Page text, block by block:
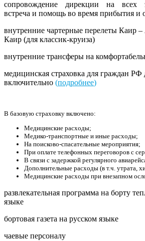
сопровождение дирекции на всех
встреча и помощь во время прибытия и
внутренние чартерные перелеты Каир
Каир (для классик-круиза)
внутренние трансферы на
медицинская страховка для граждан РФ
включительно (подробнее)
В базовую страховку включено:
Медицинские расходы;
Медико-транспортные и иные расходы;
На поисково-спасательные мероприятия;
При оплате телефонных переговоров с
В связи с задержкой регулярного
Дополнительные расходы (в т.ч. утрата,
Медицинские расходы при внезапном
развлекательная программа на борту
языке
бортовая газета на русском языке
чаевые персоналу